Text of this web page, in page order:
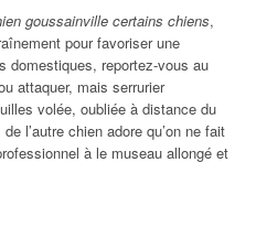
goussainville certains chiens,
pour favoriser une
domestiques, reportez-vous au
attaquer, mais serrurier
volée, oubliée à distance du
l’autre chien adore qu’on ne fait
à le museau allongé et